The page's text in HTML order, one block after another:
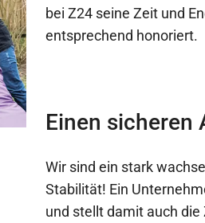
bei Z24 seine Zeit und
entsprechend honoriert.
Einen sicheren
Wir sind ein stark
Stabilität! Ein
und stellt damit auch die